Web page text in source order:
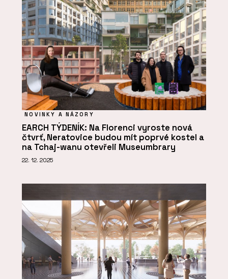
NOVINKY A NÁZORY
EARCH TÝDENÍK: Na Florenci vyroste nová
čtvrť, Neratovice budou mít poprvé kostel a
na Tchaj-wanu otevřeli Museumbrary
22. 12. 2025